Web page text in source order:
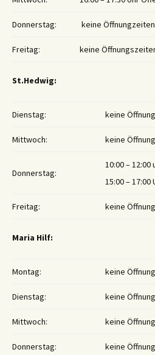
Donnerstag: keine Öffnungzeiten
Freitag: keine
St.Hedwig:
Dienstag: keine
Mittwoch: keine
Donnerstag:
10:00 – 12:00
15:00 – 17:00
Freitag: keine
Maria Hilf:
Montag: keine
Dienstag: keine
Mittwoch: keine
Donnerstag: keine